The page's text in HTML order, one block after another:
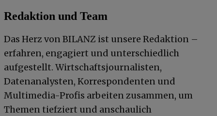
Redaktion und Team
Das Herz von BILANZ ist unsere Redaktion –
erfahren, engagiert und unterschiedlich
aufgestellt. Wirtschaftsjournalisten,
Datenanalysten, Korrespondenten und
Multimedia-Profis arbeiten zusammen, um
Themen tiefziert und anschaulich